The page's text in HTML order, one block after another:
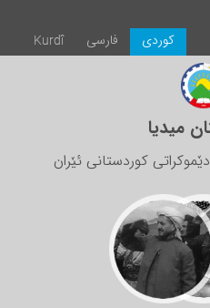
Kurdî
فارسی كوردی
میدیا
کوردستانی ئێران